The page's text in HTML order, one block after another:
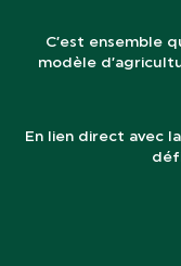
C’est ensemble
modèle
En lien direct avec